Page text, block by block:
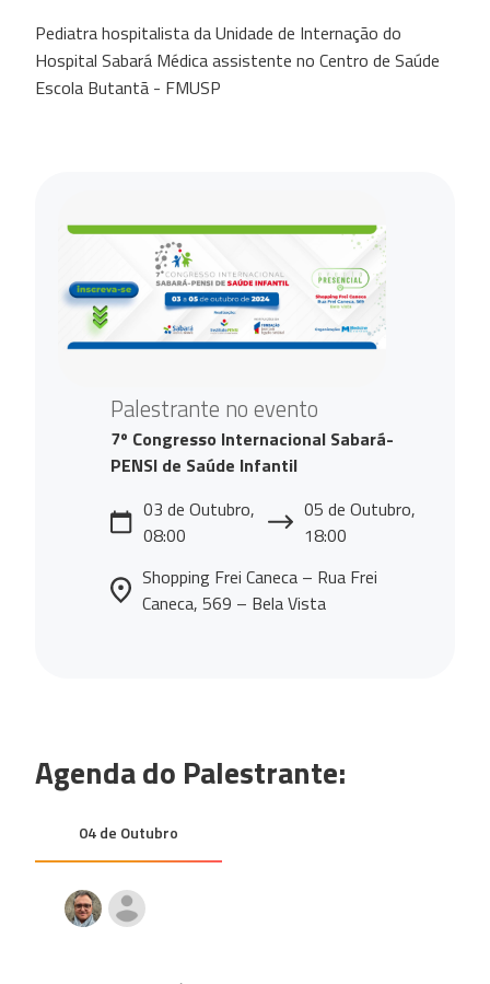
Pediatra hospitalista da Unidade de Internação do
Hospital Sabará Médica assistente no Centro de Saúde
Escola Butantã - FMUSP
Palestrante no evento
7º Congresso Internacional Sabará-
PENSI de Saúde Infantil
03 de Outubro,
08:00
05 de Outubro,
18:00
Shopping Frei Caneca – Rua Frei
Caneca, 569 – Bela Vista
Agenda do Palestrante:
04 de Outubro